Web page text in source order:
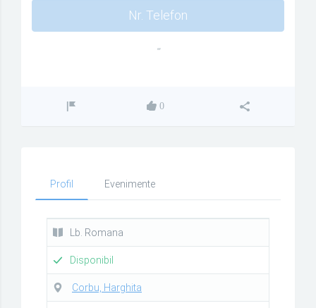
Nr. Telefon
""
0
Profil Evenimente
Lb. Romana
Disponibil
Corbu, Harghita